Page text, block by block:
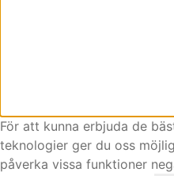
För att kunna erbjuda de
teknologier ger du oss
påverka vissa funktioner